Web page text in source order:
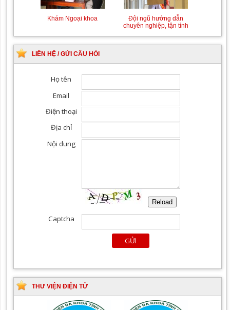
Khám Ngoại khoa
Đội ngũ hướng dẫn
chuyên nghiệp, tận tình
LIÊN HỆ / GỬI CÂU HỎI
THƯ VIỆN ĐIỆN TỬ